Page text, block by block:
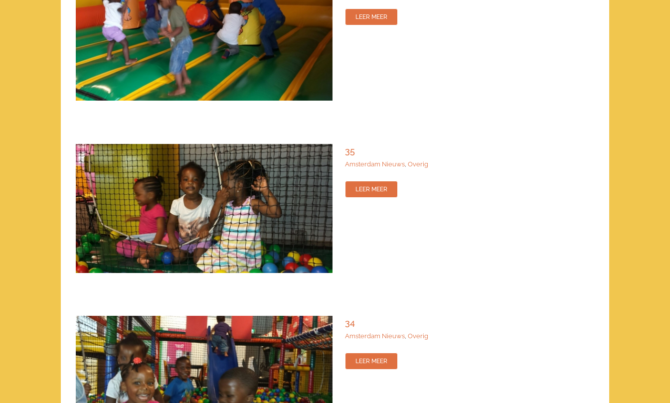
LEER MEER
35
Amsterdam Nieuws, Overig
LEER MEER
34
Amsterdam Nieuws, Overig
LEER MEER